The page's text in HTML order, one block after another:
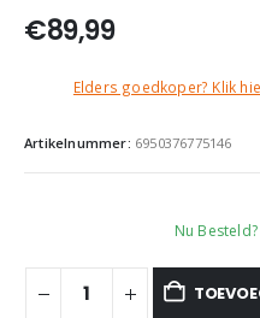
€89,99
Elders goedkoper? Klik
Artikelnummer: 6950376775146
Nu